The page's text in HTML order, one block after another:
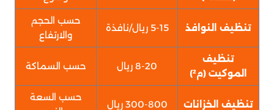
تنظيف النوافذ 5-15 ريال/نافذة
حسب الحجم
والارتفاع
تنظيف
الموكيت (م²)
8-20 ريال حسب السماكة
تنظيف الخزانات 300-800 ريال
حسب السعة